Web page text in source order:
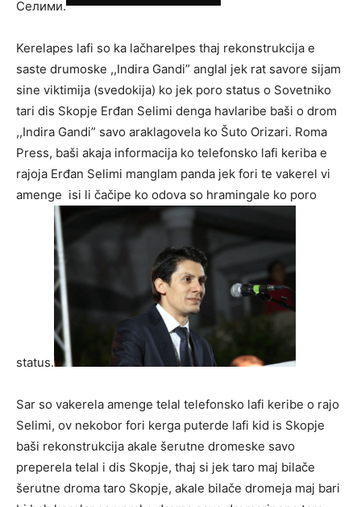
Селими.
Kerelapes lafi so ka lačharelpes thaj rekonstrukcija e
saste drumoske ,,Indira Gandi” anglal jek rat savore sijam
sine viktimija (svedokija) ko jek poro status o Sovetniko
tari dis Skopje Erđan Selimi denga havlaribe baši o drom
,,Indira Gandi” savo araklagovela ko Šuto Orizari. Roma
Press, baši akaja informacija ko telefonsko lafi keriba e
rajoja Erđan Selimi manglam panda jek fori te vakerel vi
amenge isi li čačipe ko odova so hramingale ko poro
status.
Sar so vakerela amenge telal telefonsko lafi keribe o rajo
Selimi, ov nekobor fori kerga puterde lafi kid is Skopje
baši rekonstrukcija akale šerutne dromeske savo
preperela telal i dis Skopje, thaj si jek taro maj bilače
šerutne droma taro Skopje, akale bilače dromeja maj bari